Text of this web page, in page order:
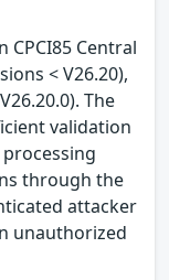
Central
< V26.20),
The
validation
through the
attacker
unauthorized